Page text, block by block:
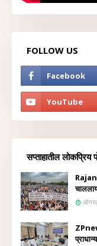
FOLLOW US
सप्ताहातील लोकप्रिय
Rajan